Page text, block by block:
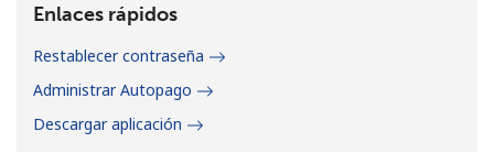
Enlaces rápidos
Restablecer contraseña
Administrar Autopago
Descargar aplicación